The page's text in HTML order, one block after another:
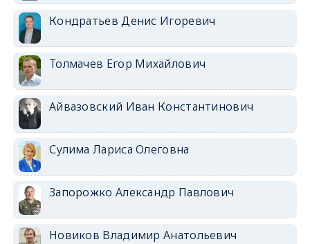
Кондратьев Денис Игоревич
Толмачев Егор Михайлович
Айвазовский Иван Константинович
Сулима Лариса Олеговна
Запорожко Александр Павлович
Новиков Владимир Анатольевич